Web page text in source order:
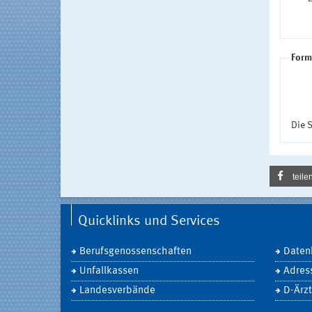
Die
Quicklinks und Services
Berufsgenossenschaften
Unfallkassen
Landesverbände
D-